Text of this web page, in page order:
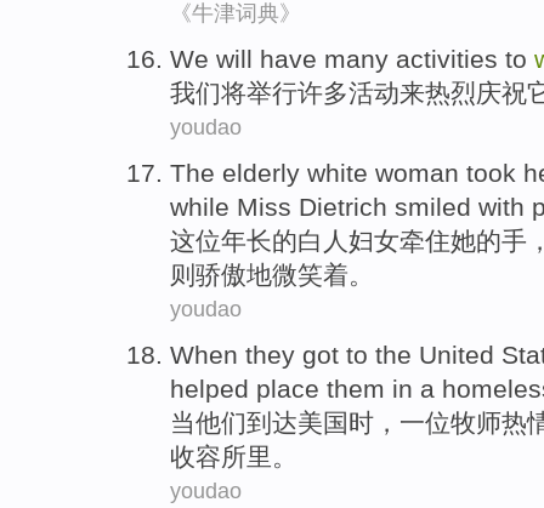
《牛津词典》
We will have many activities to
我们将举行许多活动来热烈庆祝
youdao
The elderly white woman took
while Miss Dietrich smiled with
这位年长的白人妇女牵住她的手
则骄傲地微笑着。
youdao
When they got to the United
helped place them in a
当他们到达美国时，一位牧师热
收容所里。
youdao